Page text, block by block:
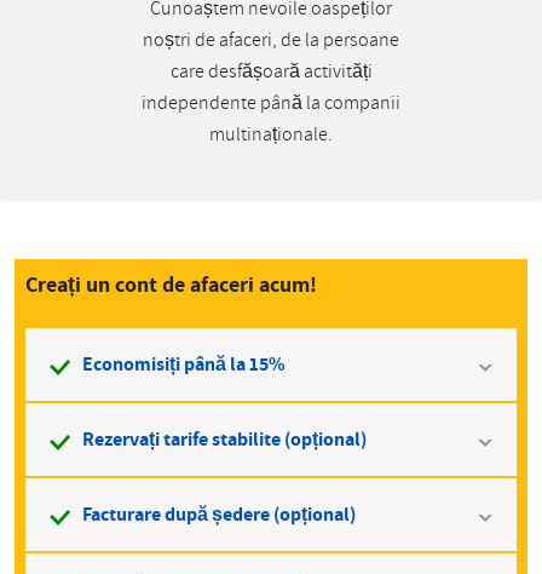
Cunoaștem nevoile oaspeților
noștri de afaceri, de la persoane
care desfășoară activități
independente până la companii
multinaționale.
Creați un cont de afaceri acum!
Economisiți până la 15%
Rezervați tarife stabilite (opțional)
Facturare după ședere (opțional)